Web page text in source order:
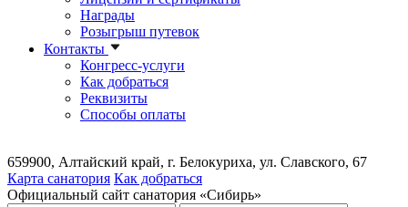
Награды
Розыгрыш путевок
Контакты
Конгресс-услуги
Как добраться
Реквизиты
Способы оплаты
659900, Алтайский край, г. Белокуриха, ул. Славского, 67
Карта санатория Как добраться
Официальный сайт санатория «Сибирь»